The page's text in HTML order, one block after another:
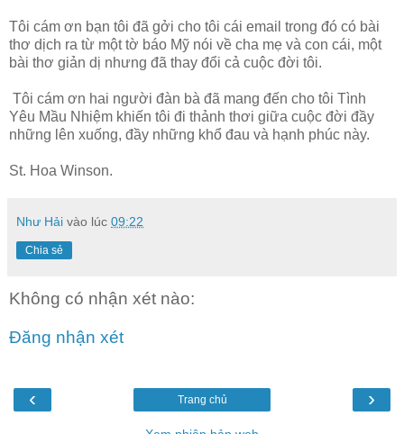
Tôi cám ơn bạn tôi đã gởi cho tôi cái email trong đó có bài
thơ dịch ra từ một tờ báo Mỹ nói về cha mẹ và con cái, một
bài thơ giản dị nhưng đã thay đổi cả cuộc đời tôi.
Tôi cám ơn hai người đàn bà đã mang đến cho tôi Tình
Yêu Mầu Nhiệm khiến tôi đi thảnh thơi giữa cuộc đời đầy
những lên xuống, đầy những khổ đau và hạnh phúc này.
St. Hoa Winson.
Như Hải vào lúc 09:22
Chia sẻ
Không có nhận xét nào:
Đăng nhận xét
‹ ›
Trang chủ